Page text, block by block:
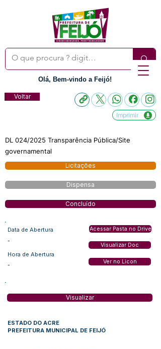
Olá, Bem-vindo a Feijó!
Voltar
Imprimir
DL 024/2025 Transparência Pública/Site
governamental
Licitações
Dispensa
Concluído
Data de Abertura
-
Hora de Abertura
-
Acessar Pasta no Drive
Visualizar Doc
Ver no Licon
Visualizar
ESTADO DO ACRE
PREFEITURA MUNICIPAL DE FEIJÓ